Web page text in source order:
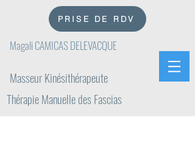
PRISE DE RDV
Magali CAMICAS DELEVACQUE
Masseur Kinésithérapeute
Thérapie Manuelle des Fascias